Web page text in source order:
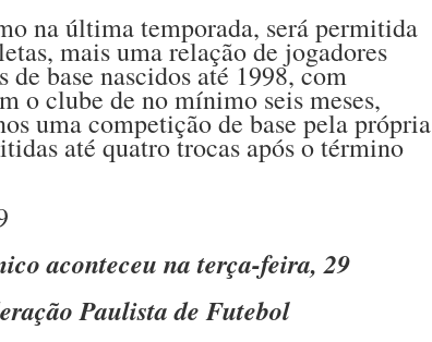
na última temporada, será permitida
mais uma relação de jogadores
de base nascidos até 1998, com
o clube de no mínimo seis meses,
uma competição de base pela própria
até quatro trocas após o término
aconteceu na terça-feira, 29
Paulista de Futebol